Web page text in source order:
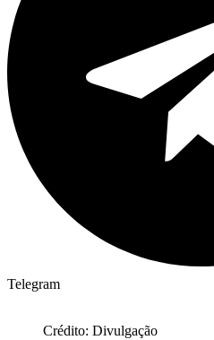
Telegram
Crédito: Divulgação